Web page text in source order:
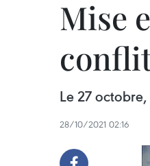
Mise
Le 27
28/10/2021 02:16